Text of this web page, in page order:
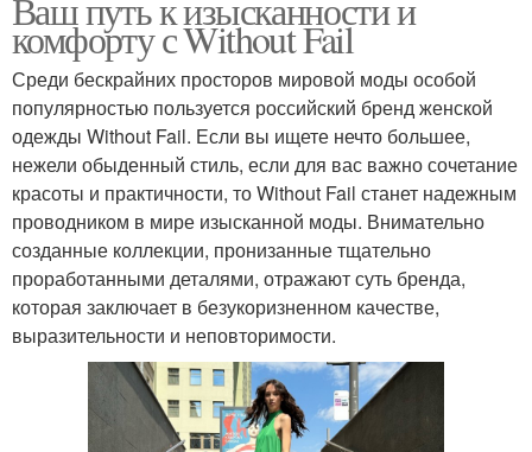
комфорту с Without Fail
Среди бескрайних просторов мировой моды особой
популярностью пользуется российский бренд женской
одежды Without Fail. Если вы ищете нечто большее,
нежели обыденный стиль, если для вас важно сочетание
красоты и практичности, то Without Fail станет надежным
проводником в мире изысканной моды. Внимательно
созданные коллекции, пронизанные тщательно
проработанными деталями, отражают суть бренда,
которая заключает в безукоризненном качестве,
выразительности и неповторимости.